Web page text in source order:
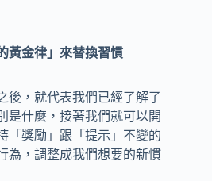
黃金律」來替換習慣
後，就代表我們已經了解了
是什麼，接著我們就可以開
「獎勵」跟「提示」不變的
為，調整成我們想要的新慣